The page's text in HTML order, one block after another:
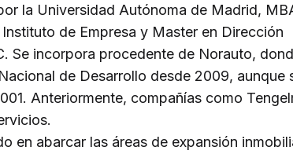
la Universidad Autónoma de Madrid,
de Empresa y Master en Dirección
Se incorpora procedente de Norauto,
de Desarrollo desde 2009, aunque
Anteriormente, compañías como
en abarcar las áreas de expansión